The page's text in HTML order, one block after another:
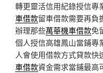
轉更靈活信用紀錄授信專
車借款留車借款需要再負
辦理那些萬華機車借款免
個人授信高雄鳳山當鋪專
人會使用借款方式貸款快
車借款資金需求當鋪最高